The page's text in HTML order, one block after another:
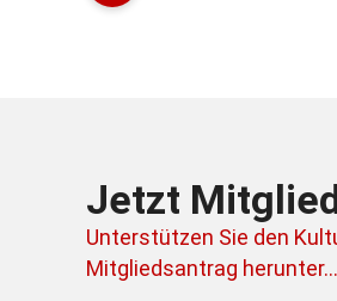
Jetzt
Unterstützen Sie den
Mitgliedsantrag herunter...